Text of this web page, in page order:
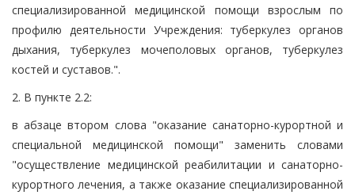
специализированной медицинской помощи взрослым по
профилю деятельности Учреждения: туберкулез органов
дыхания, туберкулез мочеполовых органов, туберкулез
костей и суставов.".
2. В пункте 2.2:
в абзаце втором слова "оказание санаторно-курортной и
специальной медицинской помощи" заменить словами
"осуществление медицинской реабилитации и санаторно-
курортного лечения, а также оказание специализированной